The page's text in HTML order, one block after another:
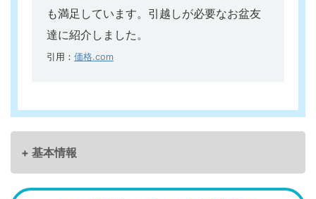
も満足しています。引越しが必要なお盆友
達に紹介しました。
引用： 価格.com
+ 基本情報